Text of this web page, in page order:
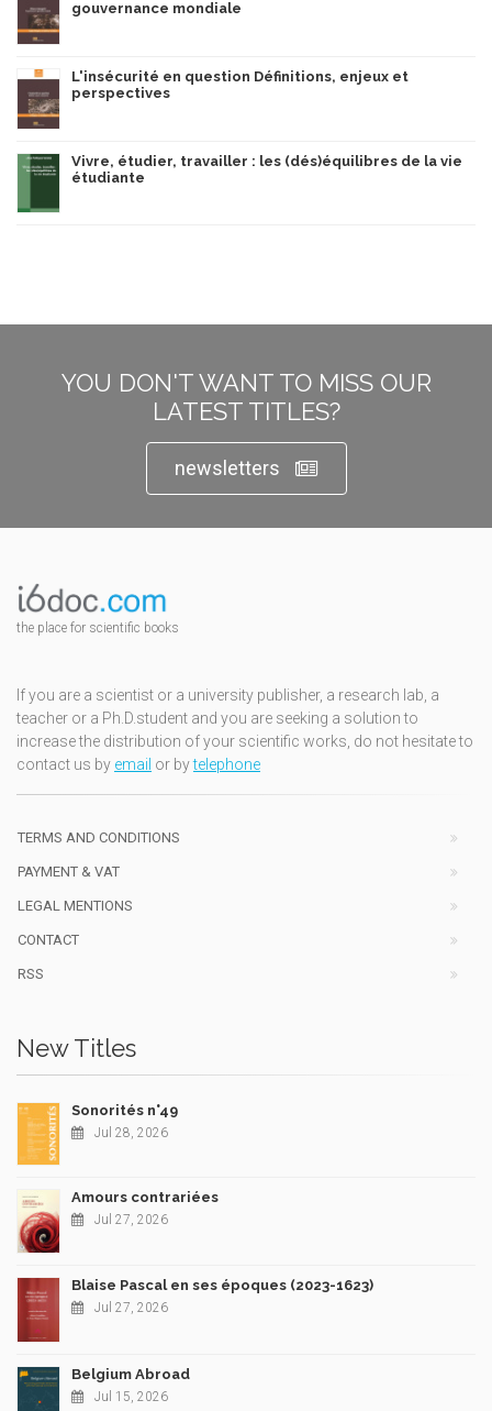
gouvernance mondiale
L'insécurité en question Définitions, enjeux et
perspectives
Vivre, étudier, travailler : les (dés)équilibres de la vie
étudiante
YOU DON'T WANT TO MISS OUR
LATEST TITLES?
newsletters
the place for scientific books
If you are a scientist or a university publisher, a research lab, a
teacher or a Ph.D.student and you are seeking a solution to
increase the distribution of your scientific works, do not hesitate to
contact us by email or bytelephone
TERMS AND CONDITIONS
PAYMENT & VAT
LEGAL MENTIONS
CONTACT
RSS
New Titles
Sonorités n°49
Jul 28, 2026
Amours contrariées
Jul 27, 2026
Blaise Pascal en ses époques (2023-1623)
Jul 27, 2026
Belgium Abroad
Jul 15, 2026